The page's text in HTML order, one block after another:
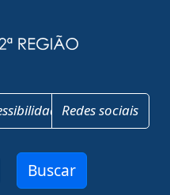
Redes sociais
Buscar